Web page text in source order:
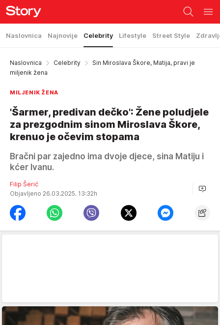
Naslovnica Najnovije Celebrity Lifestyle Street Style
Naslovnica Celebrity
Sin Miroslava Škore, Matija, pravi je
miljenik žena
MILJENIK ŽENA
'Šarmer, predivan dečko': Žene poludjele
za prezgodnim sinom Miroslava Škore,
krenuo je očevim stopama
Bračni par zajedno ima dvoje djece, sina Matiju i
kćer Ivanu.
Filip Šerić
Objavljeno 26.03.2025. 13:32h